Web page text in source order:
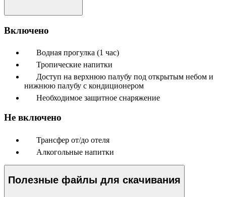
Включено
Водная прогулка (1 час)
Тропические напитки
Доступ на верхнюю палубу под открытым небом и
нижнюю палубу с кондиционером
Необходимое защитное снаряжение
Не включено
Трансфер от/до отеля
Алкогольные напитки
Полезные файлы для скачивания